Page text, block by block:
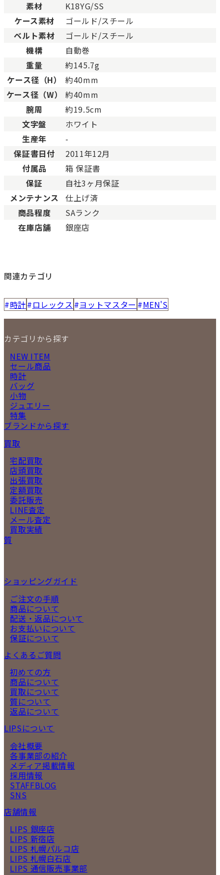
Bランク
BCランクとても使用感のある商品。
Cランク 色濃く使用感があり、傷や
素材
K18YG/SS
ケース素材
ゴールド/スチール
ベルト素材
ゴールド/スチール
機構
自動巻
重量
約145.7g
ケース径（H）
約40mm
ケース径（W）
約40mm
腕周
約19.5cm
文字盤
ホワイト
生産年
-
保証書日付
2011年12月
付属品
箱 保証書
保証
自社3ヶ月保証
メンテナンス
仕上げ済
商品程度
SAランク
在庫店舗
銀座店
関連カテゴリ
時計 ロレックス ヨットマスター MEN'S
カテゴリから探す
NEW ITEM
セール商品
時計
バッグ
小物
ジュエリー
特集
ブランドから探す
買取
宅配買取
店頭買取
出張買取
定額買取
委託販売
LINE査定
メール査定
買取実績
質
ショッピングガイド
ご注文の手順
商品について
配送・返品について
お支払いについて
保証について
よくあるご質問
初めての方
商品について
買取について
質について
返品について
LIPSについて
会社概要
各事業部の紹介
メディア掲載情報
採用情報
STAFFBLOG
SNS
店舗情報
LIPS 銀座店
LIPS 新宿店
LIPS 札幌パルコ店
LIPS 札幌白石店
LIPS 通信販売事業部